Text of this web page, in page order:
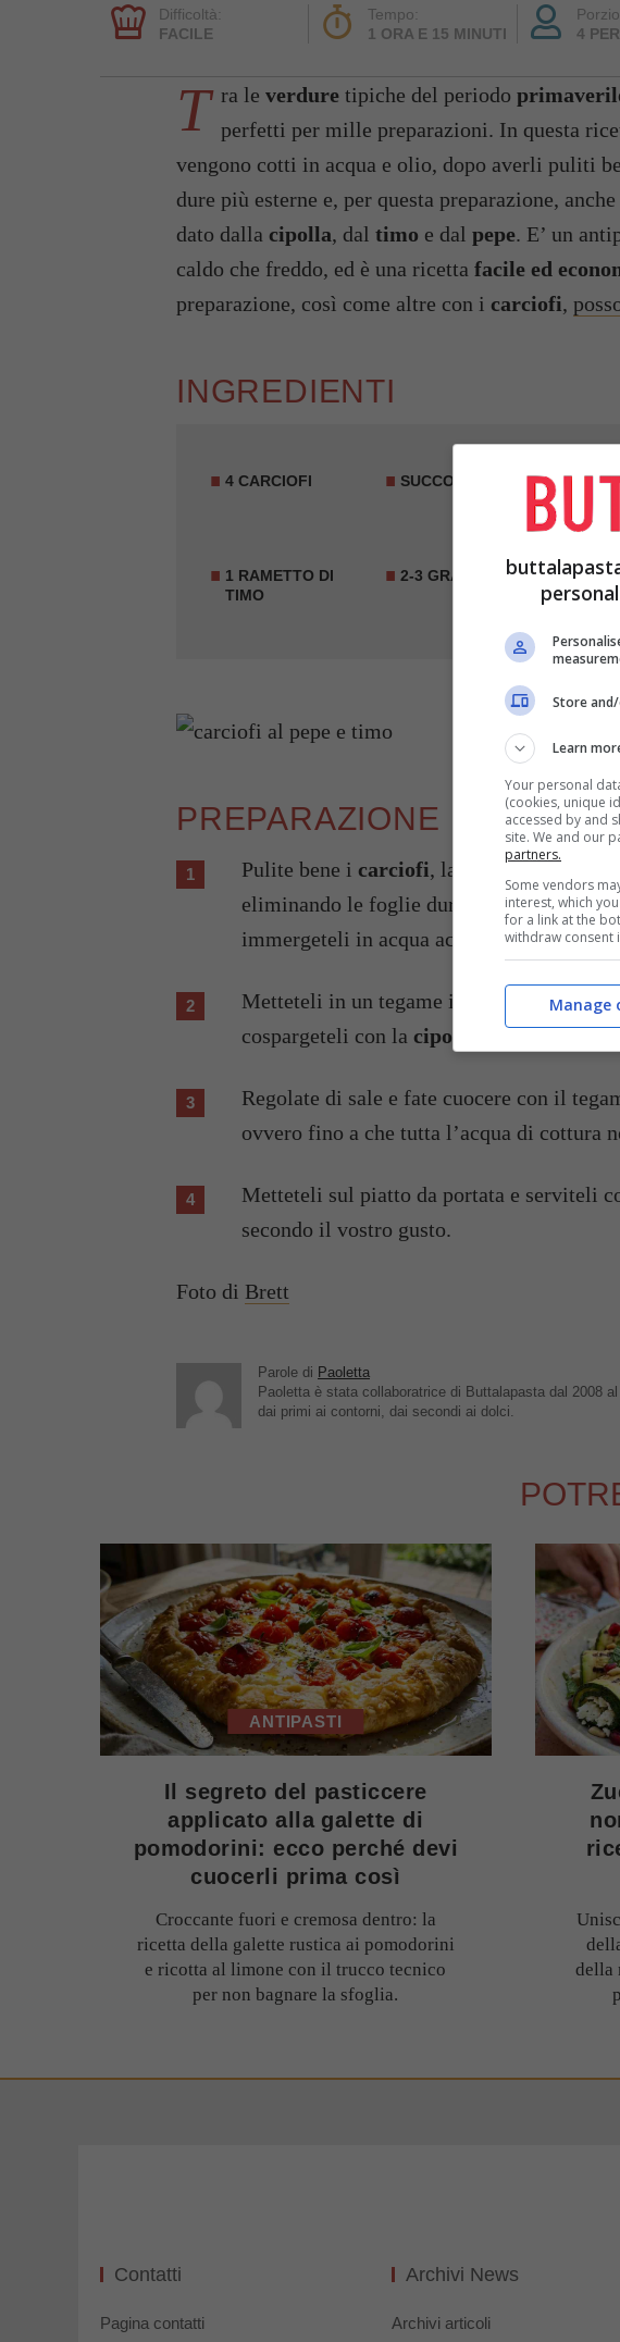
Difficoltà:
FACILE
Tempo:
1 ORA E 15 MINUTI
4
T ra le verdure tipiche del periodo
perfetti per mille preparazioni. In questa
vengono cotti in acqua e olio, dopo averli puliti
dure più esterne e, per questa preparazione,
dato dalla cipolla, dal timo e dal pepe. E’ un
caldo che freddo, ed è una ricetta facile ed
preparazione, così come altre con i carciofi,
INGREDIENTI
4 CARCIOFI SUCCO DI LIMONE
OLIO
1 RAMETTO DI
TIMO
2-3 GRANI DI PEPE SALE
PREPARAZIONE
Pulite bene i carciofi, lasciando solo una
eliminando le foglie dure. Divideteli a
immergeteli in acqua acidulata con succo
Metteteli in un tegame immersi con
cospargeteli con la cipolla , tritata o a
Regolate di sale e fate cuocere con il
ovvero fino a che tutta l’acqua di cottura
Metteteli sul piatto da portata e serviteli
secondo il vostro gusto.
Foto di Brett
Parole di Paoletta
Paoletta è stata collaboratrice di Buttalapasta dal 2008
dai primi ai contorni, dai secondi ai dolci.
ANTIPASTI
Il segreto del pasticcere
applicato alla galette di
pomodorini: ecco perché devi
cuocerli prima così
Croccante fuori e cremosa dentro: la
ricetta della galette rustica ai pomodorini
e ricotta al limone con il trucco tecnico
per non bagnare la sfoglia.
della
Contatti
Pagina contatti
Archivi News
Archivi articoli
Store
Learn
Your personal
(cookies, unique
accessed by and
site. We and our
partners.
Some vendors
interest, which
for a link at the
withdraw consent
Manage